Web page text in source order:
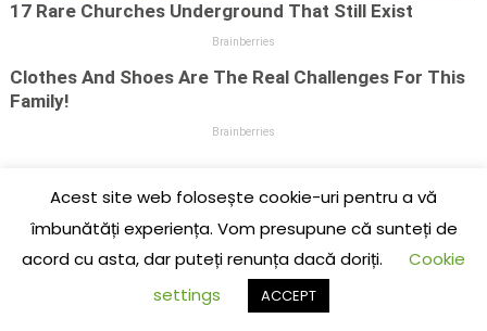
Acest site web folosește cookie-uri pentru a vă
îmbunătăți experiența. Vom presupune că sunteți de
acord cu asta, dar puteți renunța dacă doriți.
Cookie
settings
ACCEPT